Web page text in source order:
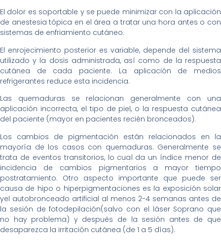
El dolor es soportable y se puede minimizar con la aplicación
de anestesia tópica en el área a tratar una hora antes o con
sistemas de enfriamiento cutáneo.
El enrojecimiento posterior es variable, depende del sistema
utilizado y la dosis administrada, así como de la respuesta
cutánea de cada paciente. La aplicación de medios
refrigerantes reduce esta incidencia.
Las quemaduras se relacionan generalmente con una
aplicación incorrecta, el tipo de piel, o la respuesta cutánea
del paciente (mayor en pacientes recién bronceados).
Los cambios de pigmentación están relacionados en la
mayoría de los casos con quemaduras. Generalmente se
trata de eventos transitorios, lo cual da un índice menor de
incidencia de cambios pigmentarios a mayor tiempo
postratamiento. Otro aspecto importante que puede ser
causa de hipo o hiperpigmentaciones es la exposición solar
yel autobronceado artificial al menos 2-4 semanas antes de
la sesión de fotodepilación(salvo con el láser Soprano que
no hay problema) y después de la sesión antes de que
desaparezca la irritación cutánea (de 1 a 5 días).